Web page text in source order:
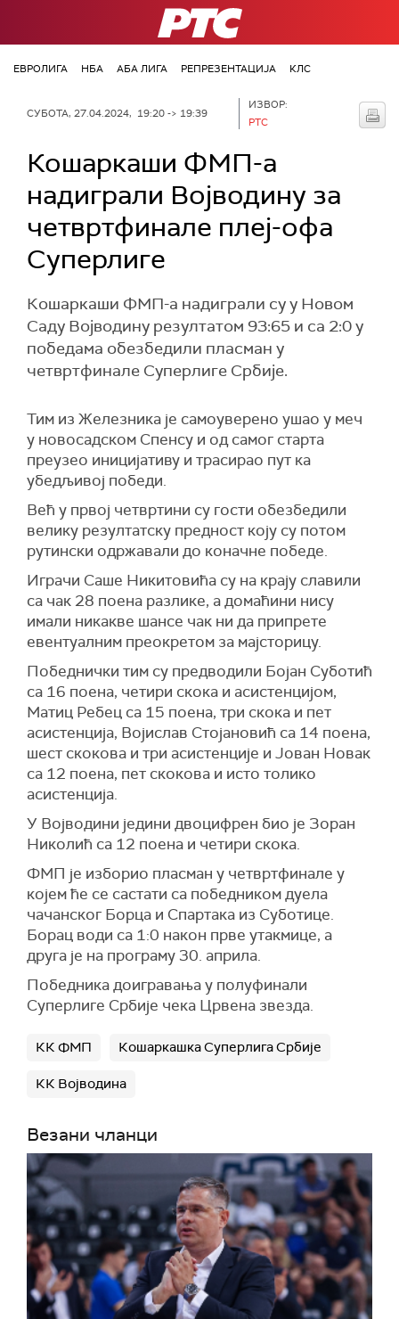
РТС
ЕВРОЛИГА НБА АБА ЛИГА РЕПРЕЗЕНТАЦИЈА КЛС
СУБОТА, 27.04.2024, 19:20 -> 19:39
ИЗВОР:
РТС
Кошаркаши ФМП-а
надиграли Војводину за
четвртфинале плеј-офа
Суперлиге
Кошаркаши ФМП-а надиграли су у Новом
Саду Војводину резултатом 93:65 и са 2:0 у
победама обезбедили пласман у
четвртфинале Суперлиге Србије.
Тим из Железника је самоуверено ушао у меч
у новосадском Спенсу и од самог старта
преузео иницијативу и трасирао пут ка
убедљивој победи.
Већ у првој четвртини су гости обезбедили
велику резултатску предност коју су потом
рутински одржавали до коначне победе.
Играчи Саше Никитовића су на крају славили
са чак 28 поена разлике, а домаћини нису
имали никакве шансе чак ни да припрете
евентуалним преокретом за мајсторицу.
Победнички тим су предводили Бојан Суботић
са 16 поена, четири скока и асистенцијом,
Матиц Ребец са 15 поена, три скока и пет
асистенција, Војислав Стојановић са 14 поена,
шест скокова и три асистенције и Јован Новак
са 12 поена, пет скокова и исто толико
асистенција.
У Војводини једини двоцифрен био је Зоран
Николић са 12 поена и четири скока.
ФМП је изборио пласман у четвртфинале у
којем ће се састати са победником дуела
чачанског Борца и Спартака из Суботице.
Борац води са 1:0 након прве утакмице, а
друга је на програму 30. априла.
Победника доигравања у полуфинали
Суперлиге Србије чека Црвена звезда.
КК ФМП Кошаркашка Суперлига Србије
КК Војводина
Везани чланци